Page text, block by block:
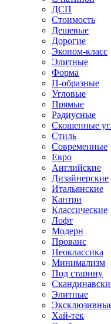
ДСП
Стоимость
Дешевые
Дорогие
Эконом-класс
Элитные
Форма
П-образные
Угловые
Прямые
Радиусные
Скошенные
Стиль
Современные
Евро
Английские
Дизайнерские
Итальянские
Кантри
Классические
Лофт
Модерн
Прованс
Неоклассика
Минимализм
Под старину
Элитные
Хай-тек